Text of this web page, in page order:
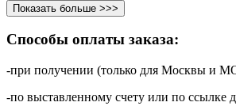
Показать больше >>>
Способы оплаты заказа:
-при получении (только для Москвы и
-по выставленному счету или по ссылке